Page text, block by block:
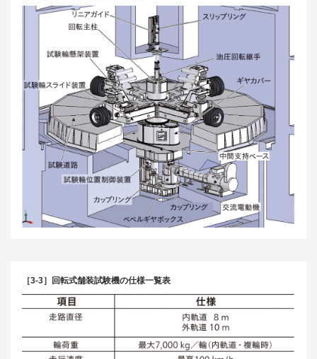
［3-3］回転式舗装試験機の仕様一覧表